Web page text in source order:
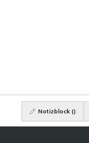
Notizblock ()